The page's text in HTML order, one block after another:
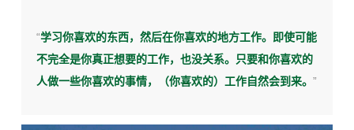
“学习你喜欢的东西，然后在你喜欢的地方工作。即使可能
不完全是你真正想要的工作，也没关系。只要和你喜欢的
人做一些你喜欢的事情，（你喜欢的）工作自然会到来。 ”